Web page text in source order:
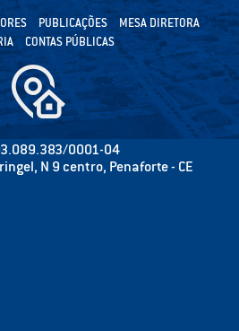
PUBLICAÇÕES
MESA DIRETORA
CONTAS PÚBLICAS
0001-04
N 9 centro, Penaforte - CE